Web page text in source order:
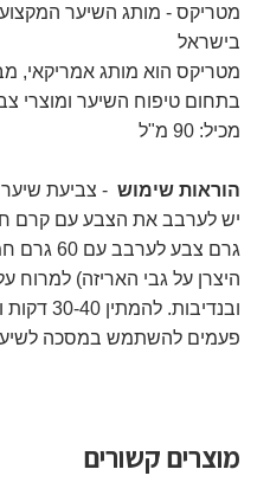
מוצרים קשורים
בישראל
מטריקס הוא מותג אמריקאי,
בתחום טיפוח השיער ומוצרי
מכיל: 90 מ"ל
הוראות שימוש - צביעת
גרם צבע
היצרן על גבי האריזה) למרוח
פעמים להשתמש במסכה